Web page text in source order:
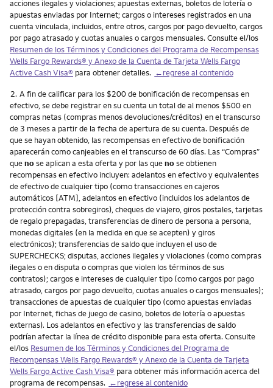
acciones ilegales y violaciones; apuestas externas, boletos de lotería o
apuestas enviadas por Internet; cargos o intereses registrados en una
cuenta vinculada, incluidos, entre otros, cargos por pago devuelto, cargos
por pago atrasado y cuotas anuales o cargos mensuales. Consulte el/los
Resumen de los Términos y Condiciones del Programa de Recompensas
Wells Fargo Rewards® y Anexo de la Cuenta de Tarjeta Wells Fargo
Active Cash Visa® para obtener detalles. ←regrese al contenido
Nota
2. A fin de calificar para los $200 de bonificación de recompensas en
efectivo, se debe registrar en su cuenta un total de al menos $500 en
compras netas (compras menos devoluciones/créditos) en el transcurso
de 3 meses a partir de la fecha de apertura de su cuenta. Después de
que se hayan obtenido, las recompensas en efectivo de bonificación
aparecerán como canjeables en el transcurso de 60 días. Las “Compras”
quenose aplican a esta oferta y por las quenose obtienen
recompensas en efectivo incluyen: adelantos en efectivo y equivalentes
de efectivo de cualquier tipo (como transacciones en cajeros
automáticos [ATM], adelantos en efectivo (incluidos los adelantos de
protección contra sobregiros), cheques de viajero, giros postales, tarjetas
de regalo prepagadas, transferencias de dinero de persona a persona,
monedas digitales (en la medida en que se acepten) y giros
electrónicos); transferencias de saldo que incluyen el uso de
SUPERCHECKS; disputas, acciones ilegales y violaciones (como compras
ilegales o en disputa o compras que violen los términos de sus
contratos); cargos e intereses de cualquier tipo (como cargos por pago
atrasado, cargos por pago devuelto, cuotas anuales o cargos mensuales);
transacciones de apuestas de cualquier tipo (como apuestas enviadas
por Internet, fichas de juego de casino, boletos de lotería o apuestas
externas). Los adelantos en efectivo y las transferencias de saldo
podrían afectar la línea de crédito disponible para esta oferta. Consulte
el/los Resumen de los Términos y Condiciones del Programa de
RecompensasWells Fargo Rewards® y Anexo de la Cuenta de Tarjeta
Wells Fargo Active Cash Visa® para obtener más información acerca del
programa de recompensas. ←regrese al contenido